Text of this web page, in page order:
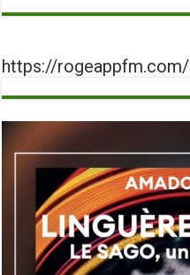
https://rogeappfm.com/